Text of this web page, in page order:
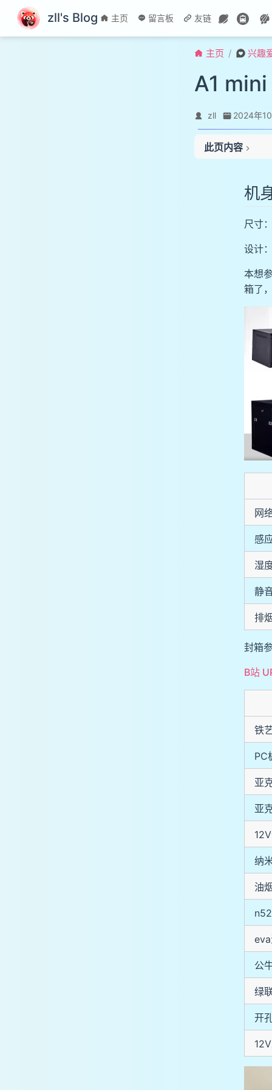
跳至主要內容
zll's Blog 主页 留言板 友链
主页 兴趣
A1
zll 2024年
此页内容
机
尺寸
设计
本想
箱了
网
感
湿
静
排
封箱
B站
铁
PC
亚
亚
纳
油
公
绿
开